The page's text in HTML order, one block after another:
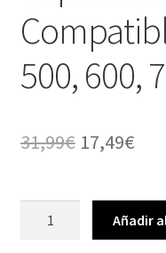
500, 600,
31,99€ El
original
era:
17,49€El
es:
Añadir